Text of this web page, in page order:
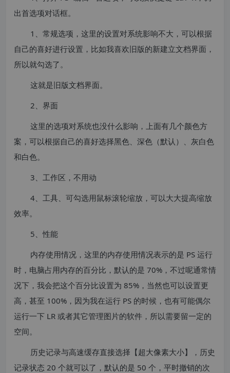
出首选项对话框。
1、常规选项，这里的设置对系统影响不大，可以根据
自己的喜好进行设置，比如我喜欢旧版的新建立文档界面，
所以就勾选了。
这就是旧版文档界面。
2、界面
这里的选项对系统也没什么影响，上面有几个颜色方
案，可以根据自己的喜好选择黑色、深色（默认）、灰白色
和白色。
3、工作区，不用动
4、工具、可勾选用鼠标滚轮缩放，可以大大提高缩放
效率。
5、性能
内存使用情况，这里的内存使用情况表示的是 PS 运行
时，电脑占用内存的百分比，默认的是 70%，不过呢通常情
况下，我会把这个百分比设置为 85%，当然也可以设置更
高，甚至 100%，因为我在运行 PS 的时候，也有可能偶尔
运行一下 LR 或者其它管理图片的软件，所以需要留一定的
空间。
历史记录与高速缓存直接选择【超大像素大小】，历史
记录状态 20 个就可以了，默认的是 50 个，平时撤销的次